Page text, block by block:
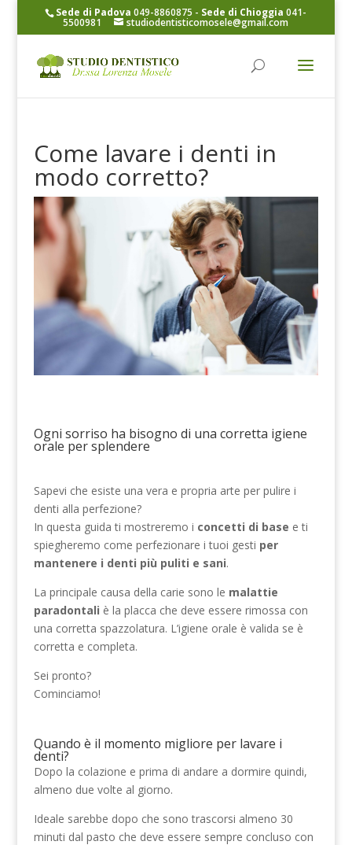
Sede di Padova049-8860875 - Sede di Chioggia041-
5500981 studiodentisticomosele@gmail.com
Come lavare i denti in
modo corretto?
Ogni sorriso ha bisogno di una corretta igiene
orale per splendere
Sapevi che esiste una vera e propria arte per pulire i
denti alla perfezione?
In questa guida ti mostreremo i concetti di base e ti
spiegheremo come perfezionare i tuoi gesti per
mantenere i denti più puliti e sani.
La principale causa della carie sono le malattie
paradontali è la placca che deve essere rimossa con
una corretta spazzolatura. L’igiene orale è valida se è
corretta e completa.
Sei pronto?
Cominciamo!
Quando è il momento migliore per lavare i
denti?
Dopo la colazione e prima di andare a dormire quindi,
almeno due volte al giorno.
Ideale sarebbe dopo che sono trascorsi almeno 30
minuti dal pasto che deve essere sempre concluso con